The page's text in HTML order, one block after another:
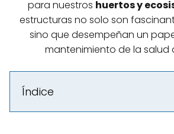
para nuestros huertos y
estructuras no solo son
sino que desempeñan un
mantenimiento de la salud
Índice